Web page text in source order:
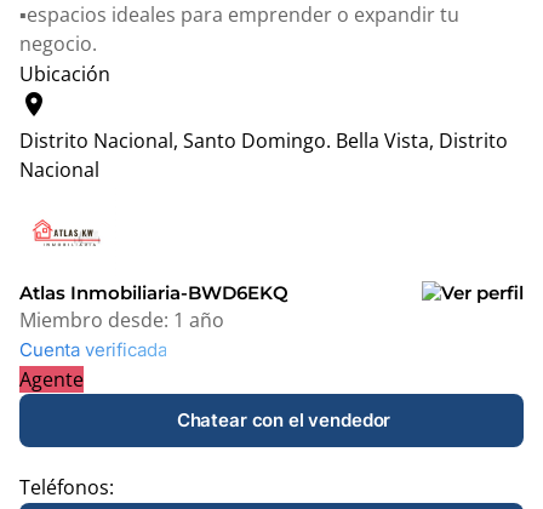
▪️espacios ideales para emprender o expandir tu
negocio.
Ubicación
location_on
Distrito Nacional, Santo Domingo. Bella Vista, Distrito
Nacional
+
−
Atlas Inmobiliaria-BWD6EKQ
Miembro desde: 1 año
Cuenta verificada
Agente
Chatear con el vendedor
Teléfonos: